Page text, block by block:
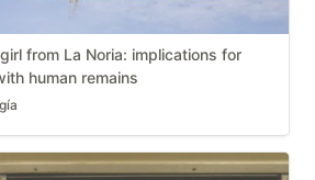
from La Noria: implications for
human remains